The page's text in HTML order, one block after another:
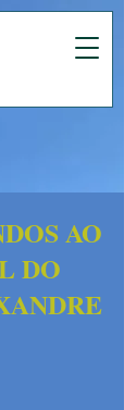
AO
DO